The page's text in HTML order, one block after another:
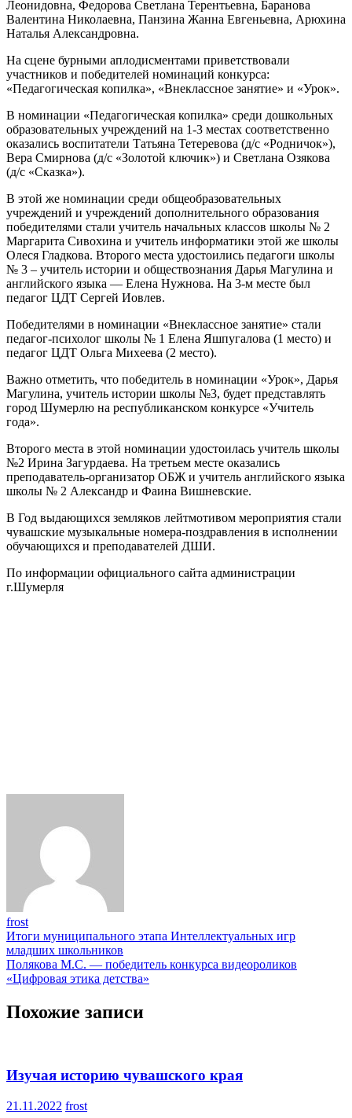
Леонидовна, Федорова Светлана Терентьевна, Баранова
Валентина Николаевна, Панзина Жанна Евгеньевна, Арюхина
Наталья Александровна.
На сцене бурными аплодисментами приветствовали
участников и победителей номинаций конкурса:
«Педагогическая копилка», «Внеклассное занятие» и «Урок».
В номинации «Педагогическая копилка» среди дошкольных
образовательных учреждений на 1-3 местах соответственно
оказались воспитатели Татьяна Тетеревова (д/с «Родничок»),
Вера Смирнова (д/с «Золотой ключик») и Светлана Озякова
(д/с «Сказка»).
В этой же номинации среди общеобразовательных
учреждений и учреждений дополнительного образования
победителями стали учитель начальных классов школы № 2
Маргарита Сивохина и учитель информатики этой же школы
Олеся Гладкова. Второго места удостоились педагоги школы
№ 3 – учитель истории и обществознания Дарья Магулина и
английского языка — Елена Нужнова. На 3-м месте был
педагог ЦДТ Сергей Иовлев.
Победителями в номинации «Внеклассное занятие» стали
педагог-психолог школы № 1 Елена Яшпугалова (1 место) и
педагог ЦДТ Ольга Михеева (2 место).
Важно отметить, что победитель в номинации «Урок», Дарья
Магулина, учитель истории школы №3, будет представлять
город Шумерлю на республиканском конкурсе «Учитель
года».
Второго места в этой номинации удостоилась учитель школы
№2 Ирина Загурдаева. На третьем месте оказались
преподаватель-организатор ОБЖ и учитель английского языка
школы № 2 Александр и Фаина Вишневские.
В Год выдающихся земляков лейтмотивом мероприятия стали
чувашские музыкальные номера-поздравления в исполнении
обучающихся и преподавателей ДШИ.
По информации официального сайта администрации
г.Шумерля
frost
Навигация
по
записям
Итоги муниципального этапа Интеллектуальных игр
младших школьников
Полякова М.С. — победитель конкурса видеороликов
«Цифровая этика детства»
Похожие записи
Изучая историю чувашского края
21.11.2022 frost